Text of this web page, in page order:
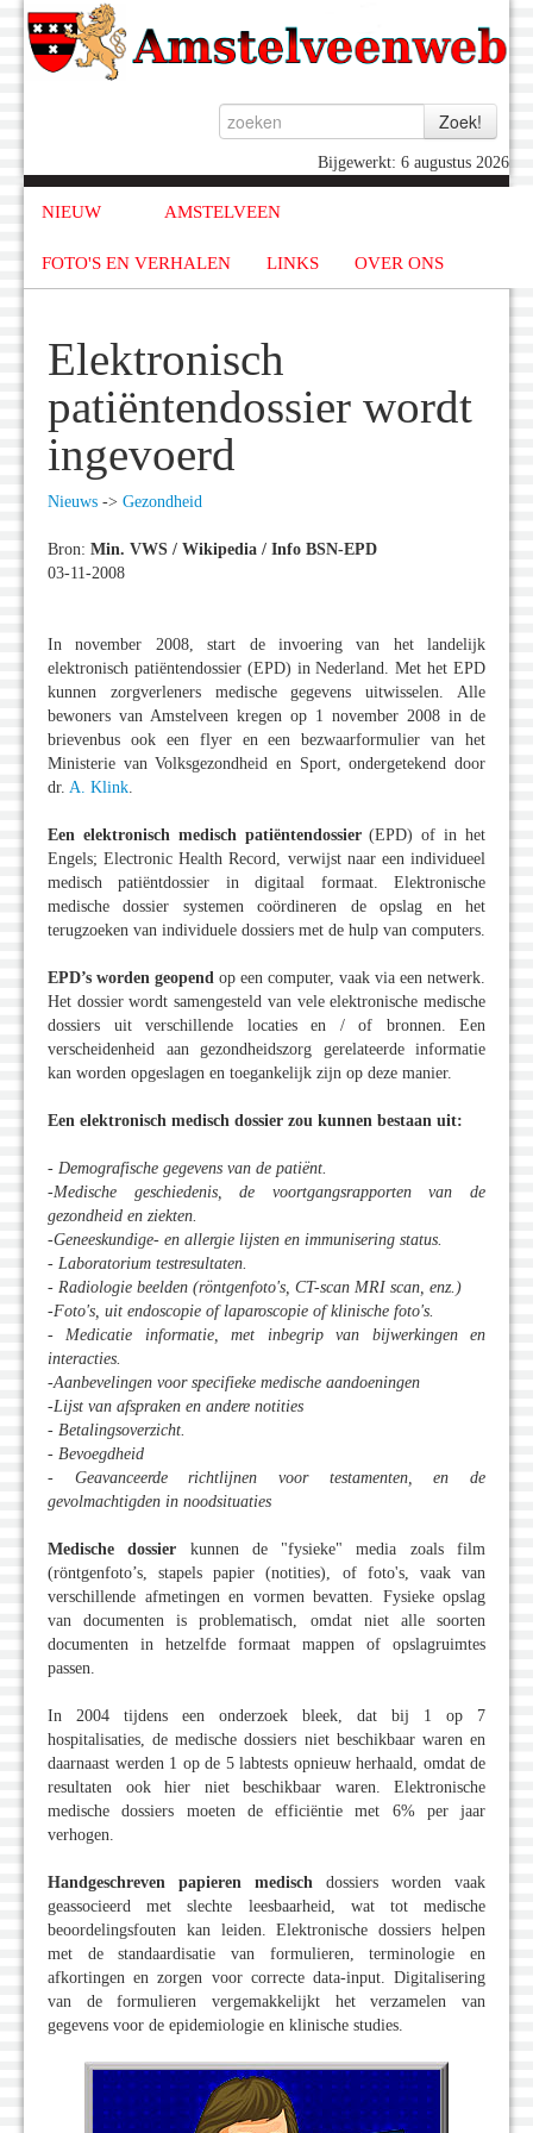
Bijgewerkt: 6 augustus 2026
NIEUW AMSTELVEEN
FOTO'S EN VERHALEN LINKS OVER ONS
Elektronisch
patiëntendossier wordt
ingevoerd
Nieuws -> Gezondheid
Bron: Min. VWS / Wikipedia / Info BSN-EPD
03-11-2008
In november 2008, start de invoering van het landelijk
elektronisch patiëntendossier (EPD) in Nederland. Met het EPD
kunnen zorgverleners medische gegevens uitwisselen. Alle
bewoners van Amstelveen kregen op 1 november 2008 in de
brievenbus ook een flyer en een bezwaarformulier van het
Ministerie van Volksgezondheid en Sport, ondergetekend door
dr. A. Klink.
Een elektronisch medisch patiëntendossier(EPD) of in het
Engels; Electronic Health Record, verwijst naar een individueel
medisch patiëntdossier in digitaal formaat. Elektronische
medische dossier systemen coördineren de opslag en het
terugzoeken van individuele dossiers met de hulp van computers.
EPD’s worden geopend op een computer, vaak via een netwerk.
Het dossier wordt samengesteld van vele elektronische medische
dossiers uit verschillende locaties en / of bronnen. Een
verscheidenheid aan gezondheidszorg gerelateerde informatie
kan worden opgeslagen en toegankelijk zijn op deze manier.
Een elektronisch medisch dossier zou kunnen bestaan uit:
- Demografische gegevens van de patiënt.
-Medische geschiedenis, de voortgangsrapporten van de
gezondheid en ziekten.
-Geneeskundige- en allergie lijsten en immunisering status.
- Laboratorium testresultaten.
- Radiologie beelden (röntgenfoto's, CT-scan MRI scan, enz.)
-Foto's, uit endoscopie of laparoscopie of klinische foto's.
- Medicatie informatie, met inbegrip van bijwerkingen en
interacties.
-Aanbevelingen voor specifieke medische aandoeningen
-Lijst van afspraken en andere notities
- Betalingsoverzicht.
- Bevoegdheid
- Geavanceerde richtlijnen voor testamenten, en de
gevolmachtigden in noodsituaties
Medische dossier kunnen de "fysieke" media zoals film
(röntgenfoto’s, stapels papier (notities), of foto's, vaak van
verschillende afmetingen en vormen bevatten. Fysieke opslag
van documenten is problematisch, omdat niet alle soorten
documenten in hetzelfde formaat mappen of opslagruimtes
passen.
In 2004 tijdens een onderzoek bleek, dat bij 1 op 7
hospitalisaties, de medische dossiers niet beschikbaar waren en
daarnaast werden 1 op de 5 labtests opnieuw herhaald, omdat de
resultaten ook hier niet beschikbaar waren. Elektronische
medische dossiers moeten de efficiëntie met 6% per jaar
verhogen.
Handgeschreven papieren medisch dossiers worden vaak
geassocieerd met slechte leesbaarheid, wat tot medische
beoordelingsfouten kan leiden. Elektronische dossiers helpen
met de standaardisatie van formulieren, terminologie en
afkortingen en zorgen voor correcte data-input. Digitalisering
van de formulieren vergemakkelijkt het verzamelen van
gegevens voor de epidemiologie en klinische studies.